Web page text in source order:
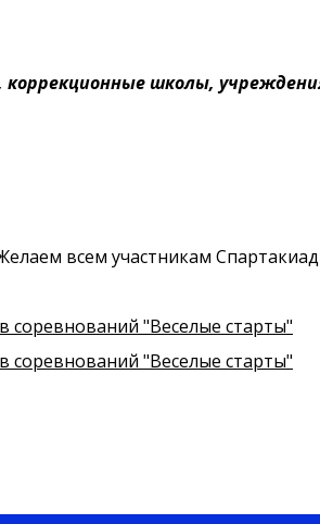
школы,
всем участникам
соревнований "Веселые старты"
соревнований "Веселые старты"